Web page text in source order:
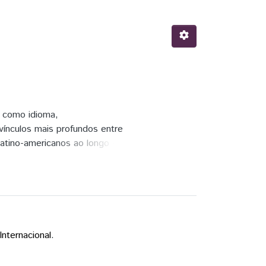
idioma,
mais profundos entre
americanos ao longo da
de acordos e dados de
que de uma integração
.